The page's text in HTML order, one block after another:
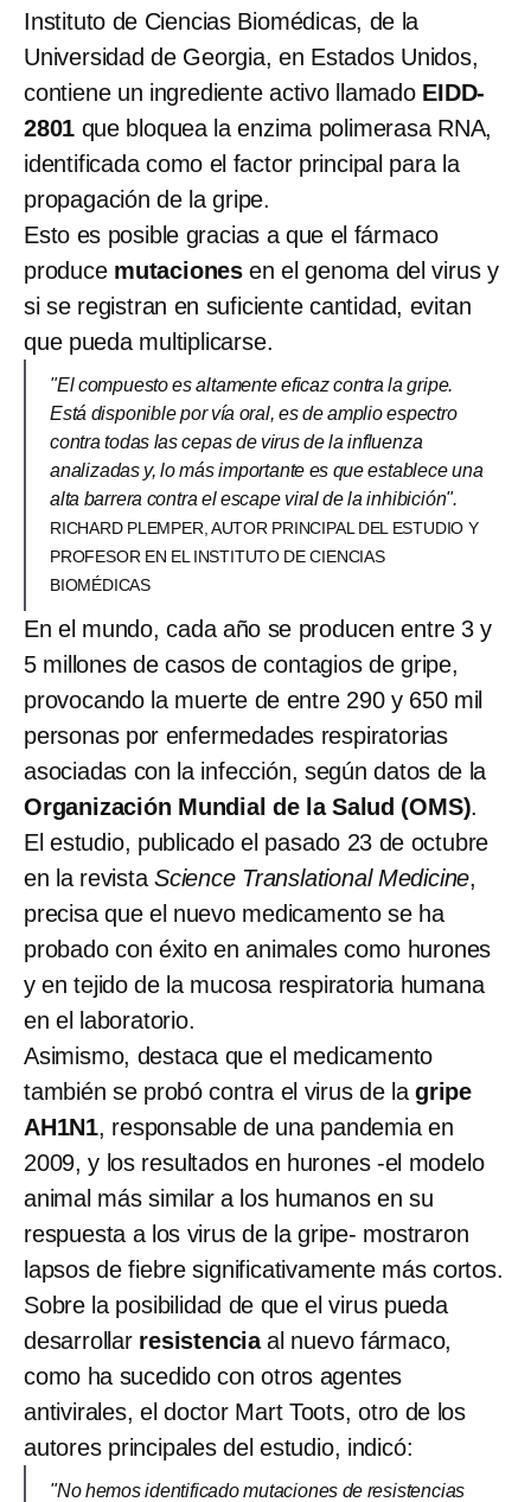
Instituto de Ciencias Biomédicas, de la
Universidad de Georgia, en Estados Unidos,
contiene un ingrediente activo llamado EIDD-
2801 que bloquea la enzima polimerasa RNA,
identificada como el factor principal para la
propagación de la gripe.
Esto es posible gracias a que el fármaco
produce mutaciones en el genoma del virus y
si se registran en suficiente cantidad, evitan
que pueda multiplicarse.
"El compuesto es altamente eficaz contra la gripe.
Está disponible por vía oral, es de amplio espectro
contra todas las cepas de virus de la influenza
analizadas y, lo más importante es que establece una
alta barrera contra el escape viral de la inhibición".
RICHARD PLEMPER, AUTOR PRINCIPAL DEL ESTUDIO Y
PROFESOR EN EL INSTITUTO DE CIENCIAS
BIOMÉDICAS
En el mundo, cada año se producen entre 3 y
5 millones de casos de contagios de gripe,
provocando la muerte de entre 290 y 650 mil
personas por enfermedades respiratorias
asociadas con la infección, según datos de la
Organización Mundial de la Salud (OMS).
El estudio, publicado el pasado 23 de octubre
en la revistaScience Translational Medicine,
precisa que el nuevo medicamento se ha
probado con éxito en animales como hurones
y en tejido de la mucosa respiratoria humana
en el laboratorio.
Asimismo, destaca que el medicamento
también se probó contra el virus de la gripe
AH1N1, responsable de una pandemia en
2009, y los resultados en hurones -el modelo
animal más similar a los humanos en su
respuesta a los virus de la gripe- mostraron
lapsos de fiebre significativamente más cortos.
Sobre la posibilidad de que el virus pueda
desarrollar resistenciaal nuevo fármaco,
como ha sucedido con otros agentes
antivirales, el doctor Mart Toots, otro de los
autores principales del estudio, indicó:
"No hemos identificado mutaciones de resistencias